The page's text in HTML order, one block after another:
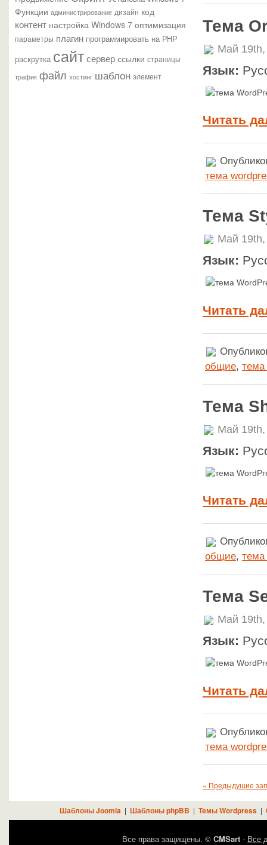
Функции администрирование дизайн код
контент настройка Windows 7 оптимизация
параметры плагин программировать на PHP
раскрутка сайтсервер ссылки страницы
трафик файл хостинг шаблон элемент
Тема
Май
Язык:
Читать
тема
Тема
Май
Язык:
Читать
общие, тема
Тема
Май
Язык:
Читать
общие, тема
Тема
Май
Язык:
Читать
тема
« Предыдущие
Шаблоны Joomla | Шаблоны phpBB | Темы Wordpress|
Все права защищены. © CMSart- Все